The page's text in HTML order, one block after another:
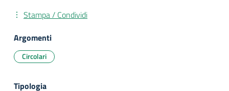
Stampa / Condividi
Argomenti
Circolari
Tipologia